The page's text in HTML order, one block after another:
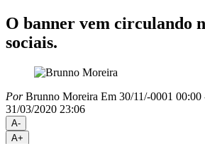
O banner vem circulando
sociais.
PorBrunno Moreira Em 30/11/-0001 00:00
31/03/2020 23:06
A-
A+